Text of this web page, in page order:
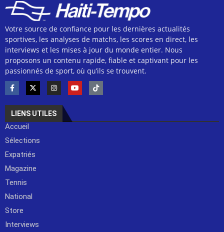
Votre source de confiance pour les dernières actualités
sportives, les analyses de matchs, les scores en direct, les
interviews et les mises à jour du monde entier. Nous
proposons un contenu rapide, fiable et captivant pour les
passionnés de sport, où qu’ils se trouvent.
LIENS UTILES
Accueil
Sélections
Expatriés
Magazine
Tennis
National
Store
Interviews